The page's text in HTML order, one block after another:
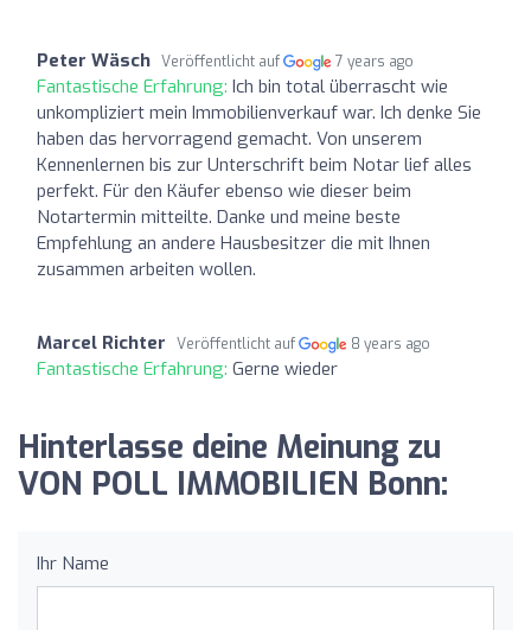
Peter Wäsch Veröffentlicht auf 7 years ago
Fantastische Erfahrung: Ich bin total überrascht wie
unkompliziert mein Immobilienverkauf war. Ich denke Sie
haben das hervorragend gemacht. Von unserem
Kennenlernen bis zur Unterschrift beim Notar lief alles
perfekt. Für den Käufer ebenso wie dieser beim
Notartermin mitteilte. Danke und meine beste
Empfehlung an andere Hausbesitzer die mit Ihnen
zusammen arbeiten wollen.
Marcel Richter Veröffentlicht auf 8 years ago
Fantastische Erfahrung: Gerne wieder
Hinterlasse deine Meinung zu
VON POLL IMMOBILIEN Bonn:
Ihr Name